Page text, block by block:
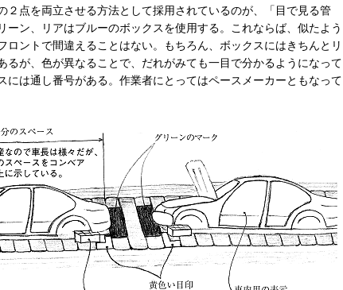
点を両立させる方法として採用されているのが、「目で見る管
ーン、リアはブルーのボックスを使用する。これならば、似たよう
ロントで間違えることはない。もちろん、ボックスにはきちんとリ
るが、色が異なることで、だれがみても一目で分かるようになって
には通し番号がある。作業者にとってはペースメーカーともなって